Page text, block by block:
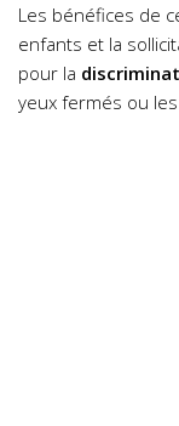
Les bénéfices de
enfants et la
pour la
yeux fermés ou